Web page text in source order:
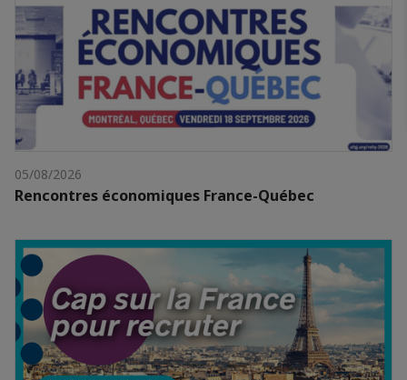
05/08/2026
Rencontres économiques France-Québec